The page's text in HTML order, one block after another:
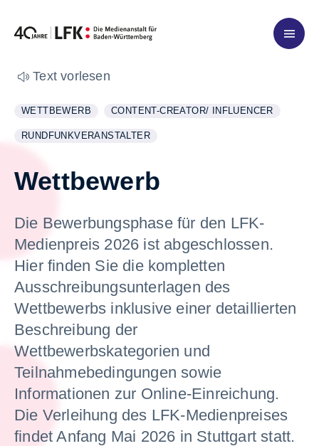
Zum Inhalt springen
Text vorlesen
WEITERE INFORMATIONEN ZUM THEMA
WETTBEWERB
ANZEIGEN WEITERE INFORMATIONEN ZUM THEMA
CONTENT-CREATOR/ INFLUENCER
ANZEIGEN
WEITERE INFORMATIONEN ZUM THEMA
RUNDFUNKVERANSTALTER
ANZEIGEN
Wettbewerb
Die Bewerbungsphase für den LFK-
Medienpreis 2026 ist abgeschlossen.
Hier finden Sie die kompletten
Ausschreibungsunterlagen des
Wettbewerbs inklusive einer detaillierten
Beschreibung der
Wettbewerbskategorien und
Teilnahmebedingungen sowie
Informationen zur Online-Einreichung.
Die Verleihung des LFK-Medienpreises
findet Anfang Mai 2026 in Stuttgart statt.